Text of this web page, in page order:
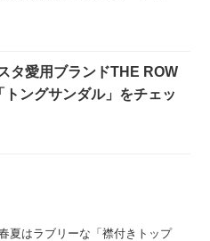
タ愛用ブランドTHE ROW
トングサンダル」をチェッ
夏はラブリーな「襟付きトップ